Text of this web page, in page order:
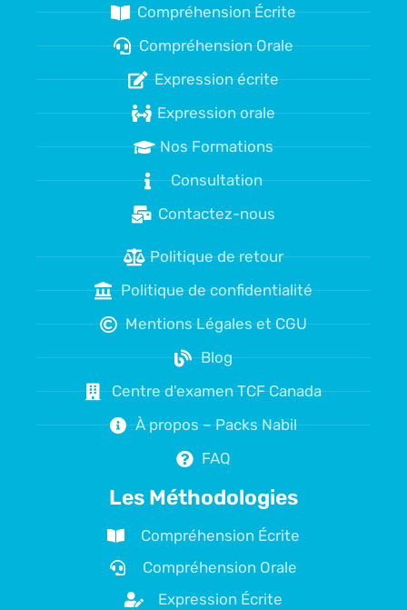
Compréhension Écrite
Compréhension Orale
Expression écrite
Expression orale
Nos Formations
Consultation
Contactez-nous
Politique de retour
Politique de confidentialité
Mentions Légales et CGU
Blog
Centre d'examen TCF Canada
À propos – Packs Nabil
FAQ
Les Méthodologies
Compréhension Écrite
Compréhension Orale
Expression Écrite